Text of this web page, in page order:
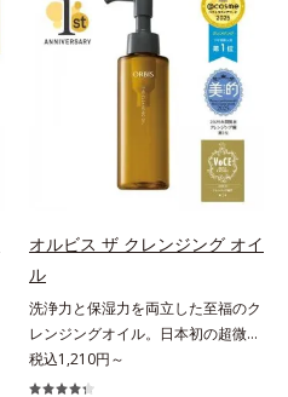
オルビス ザ クレンジング オイ
ル
洗浄力と保湿力を両立した至福のク
レンジングオイル。日本初の超微粒
子技術(*1)が毛穴奥の微細な汚れに
アプローチ。圧倒的な洗浄力と毛穴
税込1,210円～